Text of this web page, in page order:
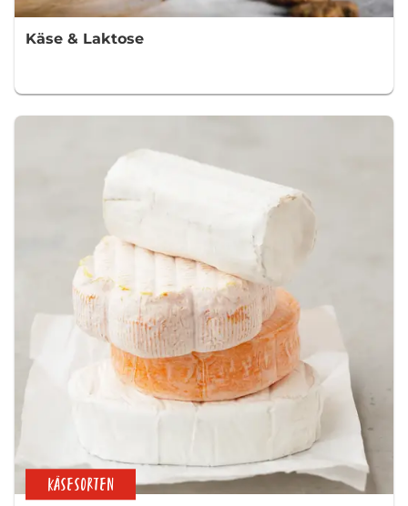
Käse & Laktose
KÄSESORTEN